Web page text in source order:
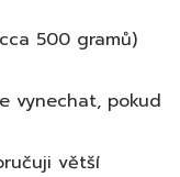
500 gramů)
vynechat, pokud
větší